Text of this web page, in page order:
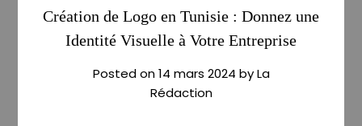
Création de Logo en Tunisie : Donnez une
Identité Visuelle à Votre Entreprise
Posted on14 mars 2024 byLa
Rédaction